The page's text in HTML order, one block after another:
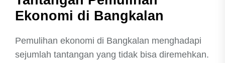
Ekonomi di Bangkalan
Pemulihan ekonomi di Bangkalan menghadapi
sejumlah tantangan yang tidak bisa diremehkan.